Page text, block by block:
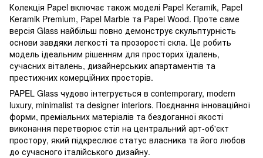
Колекція Papel включає також моделі Papel Keramik, Papel
Keramik Premium, Papel Marble та Papel Wood. Проте саме
версія Glass найбільш повно демонструє скульптурність
основи завдяки легкості та прозорості скла. Це робить
модель ідеальним рішенням для просторих їдалень,
сучасних віталень, дизайнерських апартаментів та
престижних комерційних просторів.
PAPEL Glass чудово інтегрується в contemporary, modern
luxury, minimalist та designer interiors. Поєднання інноваційної
форми, преміальних матеріалів та бездоганної якості
виконання перетворює стіл на центральний арт-об'єкт
простору, який підкреслює статус власника та його любов
до сучасного італійського дизайну.